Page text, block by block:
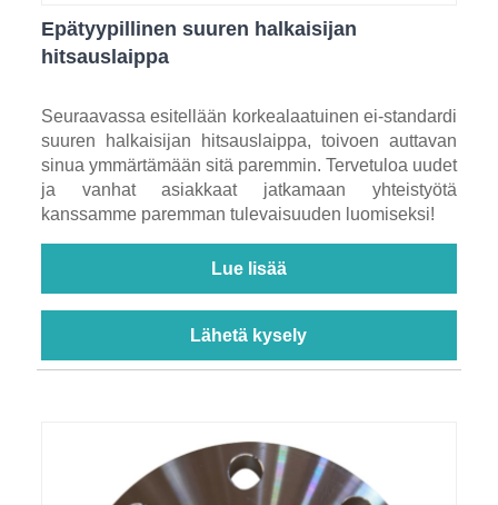
Epätyypillinen suuren halkaisijan
hitsauslaippa
Seuraavassa esitellään korkealaatuinen ei-standardi
suuren halkaisijan hitsauslaippa, toivoen auttavan
sinua ymmärtämään sitä paremmin. Tervetuloa uudet
ja vanhat asiakkaat jatkamaan yhteistyötä
kanssamme paremman tulevaisuuden luomiseksi!
Lue lisää
Lähetä kysely